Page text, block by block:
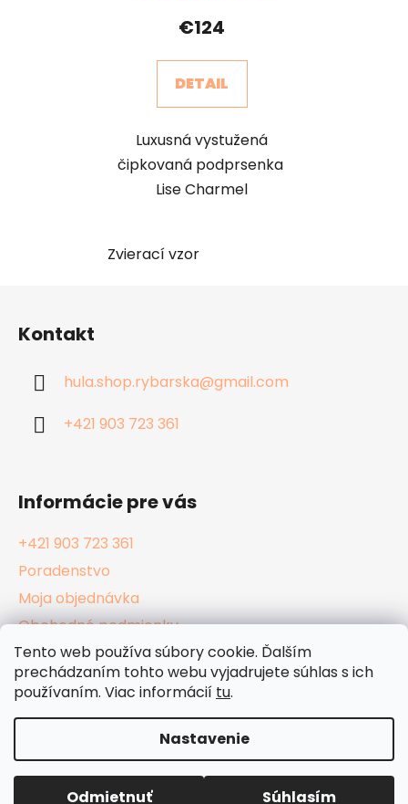
Tento web používa súbory cookie. Ďalším
prechádzaním tohto webu vyjadrujete súhlas s ich
používaním. Viac informácií tu.
Nastavenie
Odmietnuť Súhlasím
€124
DETAIL
Luxusná vystužená
čipkovaná podprsenka
Lise Charmel
Zvierací vzor
Kontakt
hula.shop.rybarska@gmail.com
+421 903 723 361
Informácie pre vás
+421 903 723 361
Poradenstvo
Moja objednávka
Obchodné podmienky
Reklamačný poriadok
Podmienky ochrany osobných údajov
Vytvoril Shoptet